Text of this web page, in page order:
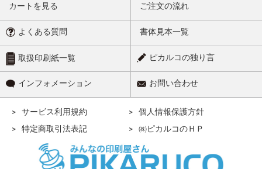
カートを見る ご注文の流れ
よくある質問 書体見本一覧
取扱印刷紙一覧 ピカルコの独り言
インフォメーション お問い合わせ
サービス利用規約
個人情報保護方針
特定商取引法表記
㈱ピカルコのＨＰ